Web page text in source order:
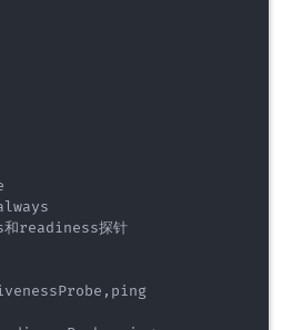
readiness探针